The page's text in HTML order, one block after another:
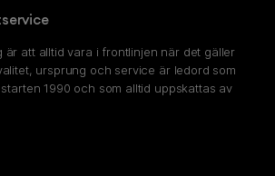
är att alltid vara i frontlinjen när det gäller
ursprung och service är ledord som
1990 och som alltid uppskattas av